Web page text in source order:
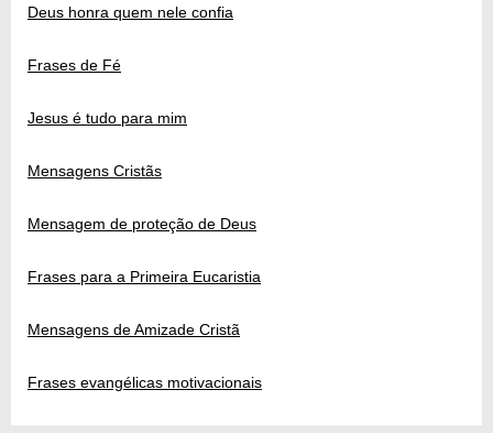
Deus honra quem nele confia
Frases de Fé
Jesus é tudo para mim
Mensagens Cristãs
Mensagem de proteção de Deus
Frases para a Primeira Eucaristia
Mensagens de Amizade Cristã
Frases evangélicas motivacionais